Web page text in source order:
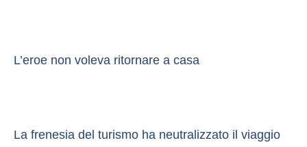
L’eroe non voleva ritornare a casa
La frenesia del turismo ha neutralizzato il viaggio